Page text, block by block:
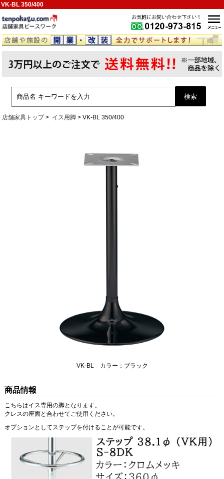
VK-BL 350/400
店舗家具トップ イス用脚 VK-BL 350/400
VK-BL カラー：ブラック
商品情報
こちらはイス専用の脚となります。
クレスの座面と合わせてご使用ください。
オプションとしてステップを付けることが可能です。